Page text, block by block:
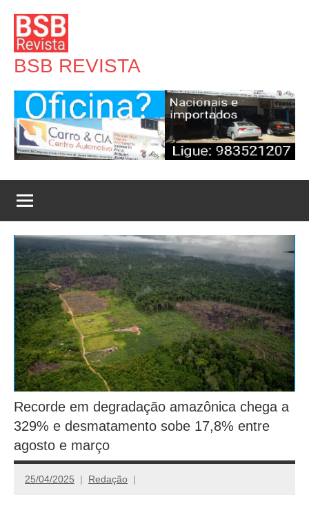
para
conteúdo
BSB REVISTA
Recorde em degradação amazônica chega a
329% e desmatamento sobe 17,8% entre
agosto e março
25/04/2025 Redação